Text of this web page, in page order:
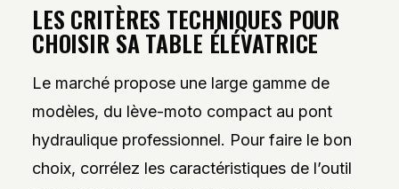
LES CRITÈRES TECHNIQUES POUR
CHOISIR SA TABLE ÉLÉVATRICE
Le marché propose une large gamme de
modèles, du lève-moto compact au pont
hydraulique professionnel. Pour faire le bon
choix, corrélez les caractéristiques de l’outil